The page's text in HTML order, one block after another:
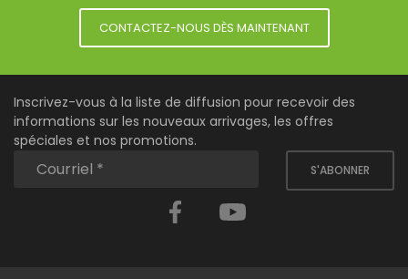
CONTACTEZ-NOUS DÈS MAINTENANT
Inscrivez-vous à la liste de diffusion pour recevoir des
informations sur les nouveaux arrivages, les offres
spéciales et nos promotions.
S'ABONNER
Facebook